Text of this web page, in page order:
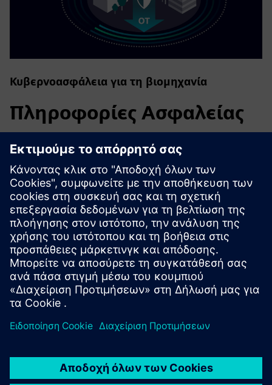
Κυβερνοασφάλεια για τη βιομηχανία
Πληροφορίες Ασφαλείας
Προκειμένου να προστατευθούν τα εργοστάσια, τα
συστήματα, οι μηχανές και τα δίκτυα από απειλές στον
κυβερνοχώρο, είναι απαραίτητο να εφαρμοστεί - και να
διατηρηθεί συνεχώς - μια ολιστική, υπερσύγχρονη έννοια
βιομηχανικής ασφάλειας. Τα προϊόντα και οι λύσεις της
Siemens αποτελούν μόνο ένα στοιχείο μιας τέτοιας
έννοιας. Για περισσότερες πληροφορίες σχετικά με τη
βιομηχανική ασφάλεια, παρακαλώ επισκεφθείτε.
Μάθετε περισσότερα